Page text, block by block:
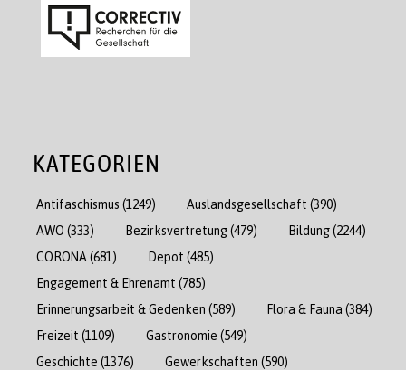
KATEGORIEN
Antifaschismus (1249) Auslandsgesellschaft (390)
AWO (333) Bezirksvertretung(479) Bildung(2244)
CORONA (681) Depot (485)
Engagement & Ehrenamt (785)
Erinnerungsarbeit & Gedenken (589) Flora & Fauna (384)
Freizeit (1109) Gastronomie (549)
Geschichte (1376) Gewerkschaften (590)